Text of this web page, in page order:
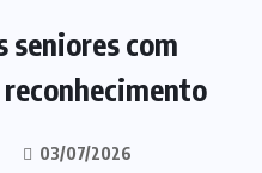
seniores com
03/07/2026